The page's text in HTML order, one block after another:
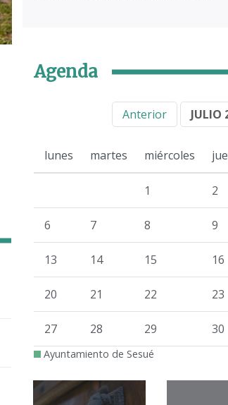
Agenda
Anterior JULIO
lunes martes miércoles
1 2
6 7 8 9
13 14 15 16
20 21 22 23
27 28 29 30
Ayuntamiento de Sesué